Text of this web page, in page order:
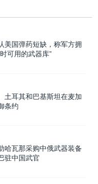
美国弹药短缺，称军方拥
可用的武器库”
土耳其和巴基斯坦在麦加
条约
哈瓦那采购中俄武器装备
驻中国武官